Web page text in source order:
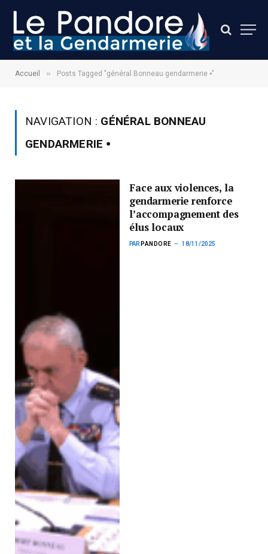
Accueil » Posts Tagged "général Bonneau gendarmerie ⦁"
NAVIGATION : GÉNÉRAL BONNEAU
GENDARMERIE ⦁
Face aux violences, la
gendarmerie renforce
l’accompagnement des
élus locaux
PAR PANDORE 18/11/2025